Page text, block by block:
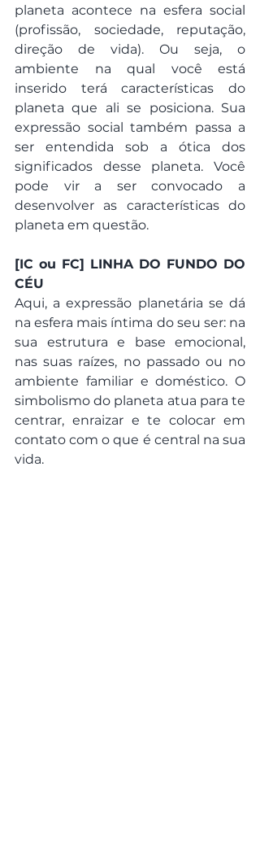
planeta acontece na esfera social
(profissão, sociedade, reputação,
direção de vida). Ou seja, o
ambiente na qual você está
inserido terá características do
planeta que ali se posiciona. Sua
expressão social também passa a
ser entendida sob a ótica dos
significados desse planeta. Você
pode vir a ser convocado a
desenvolver as características do
planeta em questão.
[IC ou FC] LINHA DO FUNDO DO
CÉU
Aqui, a expressão planetária se dá
na esfera mais íntima do seu ser: na
sua estrutura e base emocional,
nas suas raízes, no passado ou no
ambiente familiar e doméstico. O
simbolismo do planeta atua para te
centrar, enraizar e te colocar em
contato com o que é central na sua
vida.